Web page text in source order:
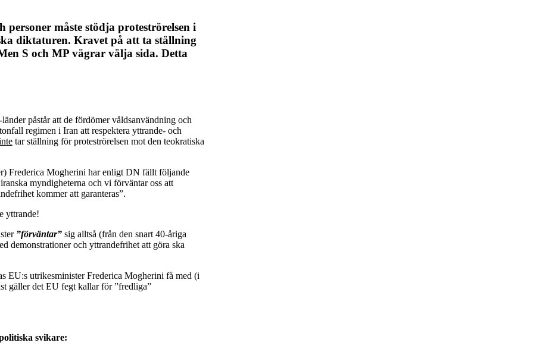
måste stödja proteströrelsen i
diktaturen. Kravet på att ta ställning
S och MP vägrar välja sida. Detta
påstår att de fördömer våldsanvändning och
regimen i Iran att respektera yttrande- och
tar ställning för proteströrelsen mot den teokratiska
Frederica Mogherini har enligt DN fällt följande
myndigheterna och vi förväntar oss att
kommer att garanteras”.
yttrande!
”förväntar”sig alltså (från den snart 40-åriga
demonstrationer och yttrandefrihet att göra ska
EU:s utrikesminister Frederica Mogherini få med (i
gäller det EU fegt kallar för ”fredliga”
svikare: